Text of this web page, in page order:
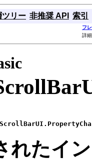
ツリー 非推奨 API 索引
フ
詳
れたイ